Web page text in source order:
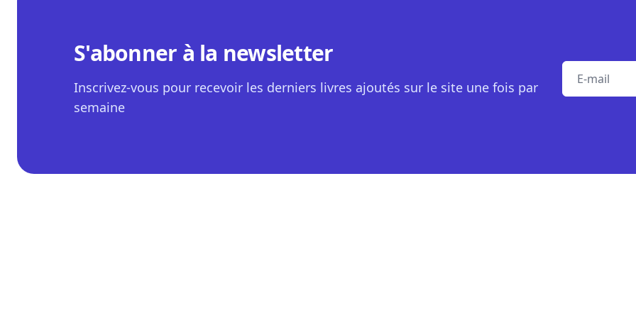
S'abonner à la newsletter
Inscrivez-vous pour recevoir les derniers livres ajoutés sur le site une fois par
semaine
E-mail